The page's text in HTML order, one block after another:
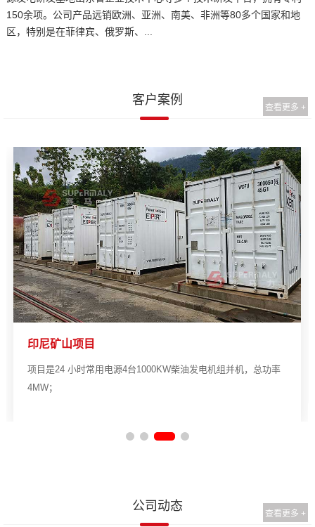
150余项。公司产品远销欧洲、亚洲、南美、非洲等80多个国家和地
区，特别是在菲律宾、俄罗斯、...
客户案例
查看更多 +
印尼矿山项目
项目是24 小时常用电源4台1000KW柴油发电机组并机，总功率
4MW；
公司动态
查看更多 +